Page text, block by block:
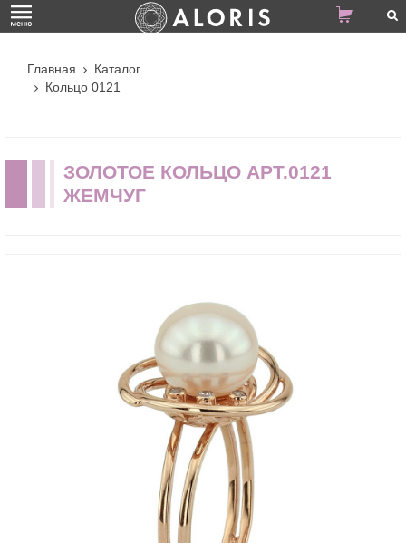
Главная
Каталог
Кольцо 0121
ЗОЛОТОЕ КОЛЬЦО АРТ.0121
ЖЕМЧУГ